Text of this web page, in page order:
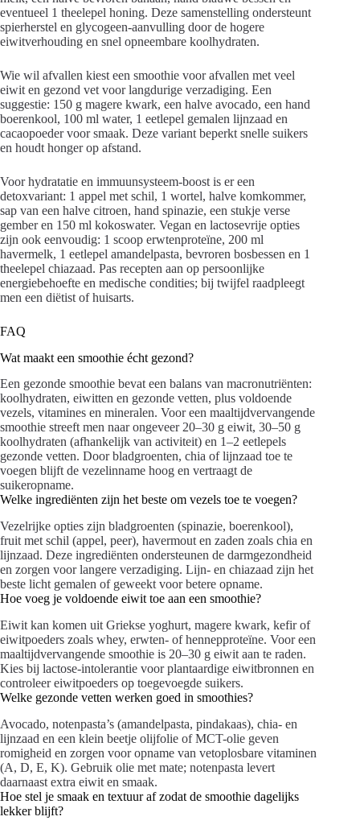
eventueel 1 theelepel honing. Deze samenstelling ondersteunt
spierherstel en glycogeen-aanvulling door de hogere
eiwitverhouding en snel opneembare koolhydraten.
Wie wil afvallen kiest een smoothie voor afvallen met veel
eiwit en gezond vet voor langdurige verzadiging. Een
suggestie: 150 g magere kwark, een halve avocado, een hand
boerenkool, 100 ml water, 1 eetlepel gemalen lijnzaad en
cacaopoeder voor smaak. Deze variant beperkt snelle suikers
en houdt honger op afstand.
Voor hydratatie en immuunsysteem-boost is er een
detoxvariant: 1 appel met schil, 1 wortel, halve komkommer,
sap van een halve citroen, hand spinazie, een stukje verse
gember en 150 ml kokoswater. Vegan en lactosevrije opties
zijn ook eenvoudig: 1 scoop erwtenproteïne, 200 ml
havermelk, 1 eetlepel amandelpasta, bevroren bosbessen en 1
theelepel chiazaad. Pas recepten aan op persoonlijke
energiebehoefte en medische condities; bij twijfel raadpleegt
men een diëtist of huisarts.
FAQ
Wat maakt een smoothie écht gezond?
Een gezonde smoothie bevat een balans van macronutriënten:
koolhydraten, eiwitten en gezonde vetten, plus voldoende
vezels, vitamines en mineralen. Voor een maaltijdvervangende
smoothie streeft men naar ongeveer 20–30 g eiwit, 30–50 g
koolhydraten (afhankelijk van activiteit) en 1–2 eetlepels
gezonde vetten. Door bladgroenten, chia of lijnzaad toe te
voegen blijft de vezelinname hoog en vertraagt de
suikeropname.
Welke ingrediënten zijn het beste om vezels toe te voegen?
Vezelrijke opties zijn bladgroenten (spinazie, boerenkool),
fruit met schil (appel, peer), havermout en zaden zoals chia en
lijnzaad. Deze ingrediënten ondersteunen de darmgezondheid
en zorgen voor langere verzadiging. Lijn- en chiazaad zijn het
beste licht gemalen of geweekt voor betere opname.
Hoe voeg je voldoende eiwit toe aan een smoothie?
Eiwit kan komen uit Griekse yoghurt, magere kwark, kefir of
eiwitpoeders zoals whey, erwten- of hennepproteïne. Voor een
maaltijdvervangende smoothie is 20–30 g eiwit aan te raden.
Kies bij lactose-intolerantie voor plantaardige eiwitbronnen en
controleer eiwitpoeders op toegevoegde suikers.
Welke gezonde vetten werken goed in smoothies?
Avocado, notenpasta’s (amandelpasta, pindakaas), chia- en
lijnzaad en een klein beetje olijfolie of MCT-olie geven
romigheid en zorgen voor opname van vetoplosbare vitaminen
(A, D, E, K). Gebruik olie met mate; notenpasta levert
daarnaast extra eiwit en smaak.
Hoe stel je smaak en textuur af zodat de smoothie dagelijks
lekker blijft?